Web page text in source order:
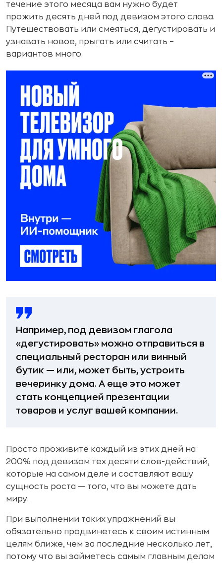
течение этого месяца вам нужно будет
прожить десять дней под девизом этого слова.
Путешествовать или смеяться, дегустировать и
узнавать новое, прыгать или считать –
вариантов много.
Например, под девизом глагола
«дегустировать» можно отправиться в
специальный ресторан или винный
бутик — или, может быть, устроить
вечеринку дома. А еще это может
стать концепцией презентации
товаров и услуг вашей компании.
Просто проживите каждый из этих дней на
200% под девизом тех десяти слов-действий,
которые на самом деле и составляют вашу
сущность роста — того, что вы можете дать
миру.
При выполнении таких упражнений вы
обязательно продвинетесь к своим истинным
целям ближе, чем за последние несколько лет,
потому что вы займетесь самым главным делом